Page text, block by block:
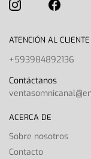
ATENCIÓN AL CLIENTE
+593984892136
ACERCA DE
Sobre nosotros
Contacto